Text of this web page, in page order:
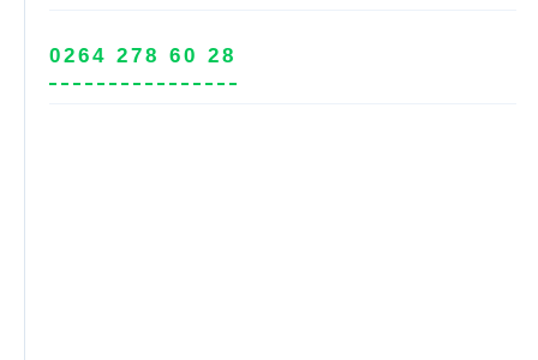
0264 278 60 28